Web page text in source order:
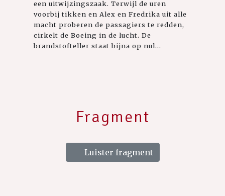
een uitwijzingszaak. Terwijl de uren
voorbij tikken en Alex en Fredrika uit alle
macht proberen de passagiers te redden,
cirkelt de Boeing in de lucht. De
brandstofteller staat bijna op nul...
Fragment
Luister fragment